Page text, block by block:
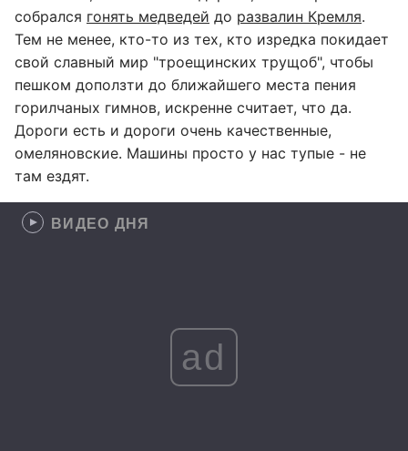
собрался гонять медведей до развалин Кремля.
Тем не менее, кто-то из тех, кто изредка покидает
свой славный мир "троещинских трущоб", чтобы
пешком доползти до ближайшего места пения
горилчаных гимнов, искренне считает, что да.
Дороги есть и дороги очень качественные,
омеляновские. Машины просто у нас тупые - не
там ездят.
ВИДЕО ДНЯ
ad